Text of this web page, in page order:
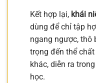
Kết hợp lại, khái
dùng để chỉ tập
ngang ngược, thô
trọng đến thể
khác, diễn ra
học.